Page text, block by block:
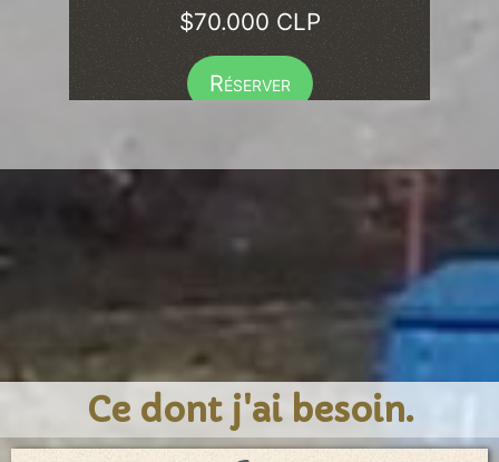
$70.000 CLP
Réserver
Ce dont j'ai besoin.